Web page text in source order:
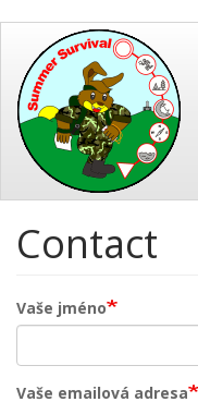
hlavnímu
obsahu
Contact
Vaše jméno
Vaše emailová adresa